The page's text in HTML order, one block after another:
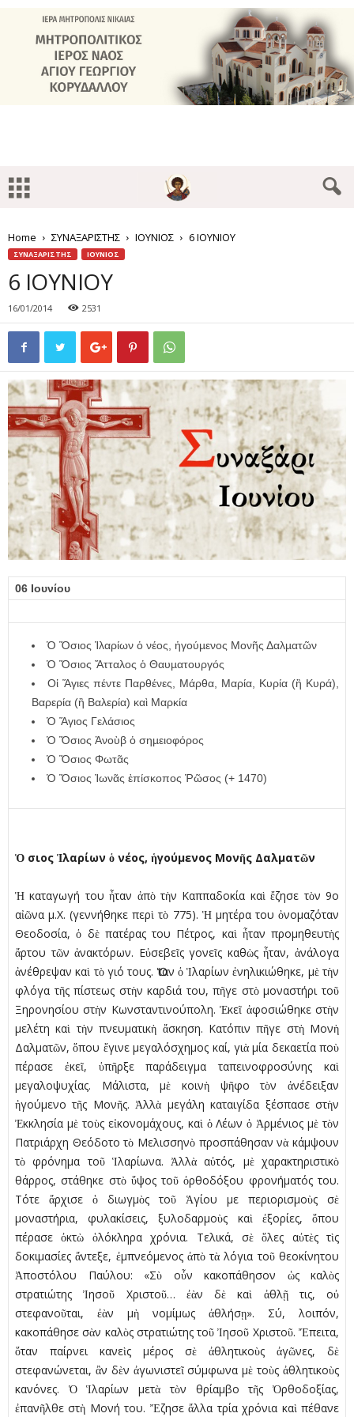
Home ΣΥΝΑΞΑΡΙΣΤΗΣ ΙΟΥΝΙΟΣ 6 ΙΟΥΝΙΟΥ
ΣΥΝΑΞΑΡΙΣΤΗΣ ΙΟΥΝΙΟΣ
6 ΙΟΥΝΙΟΥ
16/01/2014 2531
06 Ιουνίου
Ὁ Ὅσιος Ἱλαρίων ὁ νέος, ἡγούµενος Μονῆς Δαλµατῶν
Ὁ Ὅσιος Ἄτταλος ὁ Θαυµατουργός
Οἱ Ἅγιες πέντε Παρθένες, Μάρθα, Μαρία, Κυρία (ἢ Κυρά),
Βαρερία (ἢ Βαλερία) καὶ Μαρκία
Ὁ Ἅγιος Γελάσιος
Ὁ Ὅσιος Ἀνοὺβ ὁ σηµειοφόρος
Ὁ Ὅσιος Φωτᾶς
Ὁ Ὅσιος Ἰωνᾶς ἐπίσκοπος Ῥῶσος (+ 1470)
Ὁ σιος Ἱλαρίων ὁ νέος, ἡγούµενος Μονῆς Δαλµατῶν
Ἡ καταγωγή του ἦταν ἀπὸ τὴν Καππαδοκία καὶ ἔζησε τὸν 9ο
αἰῶνα µ.Χ. (γεννήθηκε περὶ τὸ 775). Ἡ µητέρα του ὀνοµαζόταν
Θεοδοσία, ὁ δὲ πατέρας του Πέτρος, καὶ ἦταν προµηθευτὴς
ἄρτου τῶν ἀνακτόρων. Εὐσεβεῖς γονεῖς καθὼς ἦταν, ἀνάλογα
ἀνέθρεψαν καὶ τὸ γιό τους. Ὅταν ὁ Ἱλαρίων ἐνηλικιώθηκε, µὲ τὴν
φλόγα τῆς πίστεως στὴν καρδιά του, πῆγε στὸ µοναστήρι τοῦ
Ξηρονησίου στὴν Κωνσταντινούπολη. Ἐκεῖ ἀφοσιώθηκε στὴν
µελέτη καὶ τὴν πνευµατικὴ ἄσκηση. Κατόπιν πῆγε στὴ Μονὴ
Δαλµατῶν, ὅπου ἔγινε µεγαλόσχηµος καί, γιὰ µία δεκαετία ποὺ
πέρασε ἐκεῖ, ὑπῆρξε παράδειγµα ταπεινοφροσύνης καὶ
µεγαλοψυχίας. Μάλιστα, µὲ κοινὴ ψῆφο τὸν ἀνέδειξαν
ἡγούµενο τῆς Μονῆς. Ἀλλὰ µεγάλη καταιγίδα ξέσπασε στὴν
Ἐκκλησία µὲ τοὺς εἰκονοµάχους, καὶ ὁ Λέων ὁ Ἀρµένιος µὲ τὸν
Πατριάρχη Θεόδοτο τὸ Μελισσηνὸ προσπάθησαν νὰ κάµψουν
τὸ φρόνηµα τοῦ Ἱλαρίωνα. Ἀλλὰ αὐτός, µὲ χαρακτηριστικὸ
θάρρος, στάθηκε στὸ ὕψος τοῦ ὀρθοδόξου φρονήµατός του.
Τότε ἄρχισε ὁ διωγµὸς τοῦ Ἁγίου µε περιορισµοὺς σὲ
µοναστήρια, φυλακίσεις, ξυλοδαρµοὺς καὶ ἐξορίες, ὅπου
πέρασε ὀκτὼ ὁλόκληρα χρόνια. Τελικά, σὲ ὅλες αὐτὲς τὶς
δοκιµασίες ἄντεξε, ἐµπνεόµενος ἀπὸ τὰ λόγια τοῦ θεοκίνητου
Ἀποστόλου Παύλου: «Σὺ οὖν κακοπάθησον ὡς καλὸς
στρατιώτης Ἰησοῦ Χριστοῦ… ἐὰν δὲ καὶ ἀθλῇ τις, οὐ
στεφανοῦται, ἐὰν µὴ νοµίµως ἀθλήσῃ». Σύ, λοιπόν,
κακοπάθησε σὰν καλὸς στρατιώτης τοῦ Ἰησοῦ Χριστοῦ. Ἔπειτα,
ὅταν παίρνει κανεὶς µέρος σὲ ἀθλητικοὺς ἀγῶνες, δὲ
στεφανώνεται, ἂν δὲν ἀγωνιστεῖ σύµφωνα µὲ τοὺς ἀθλητικοὺς
κανόνες. Ὁ Ἱλαρίων µετὰ τὸν θρίαµβο τῆς Ὀρθοδοξίας,
ἐπανῆλθε στὴ Μονή του. Ἔζησε ἄλλα τρία χρόνια καὶ πέθανε